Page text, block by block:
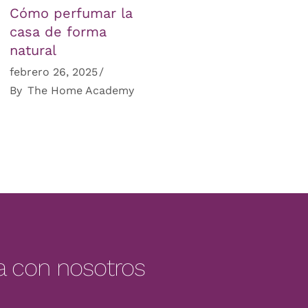
Cómo perfumar la
casa de forma
natural
febrero 26, 2025
By The Home Academy
con nosotros